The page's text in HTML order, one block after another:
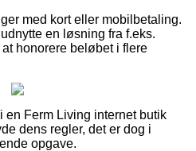
med kort eller mobilbetaling.
en løsning fra f.eks.
honorere beløbet i flere
en Ferm Living internet butik
dens regler, det er dog i
opgave.